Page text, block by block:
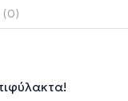
(0)